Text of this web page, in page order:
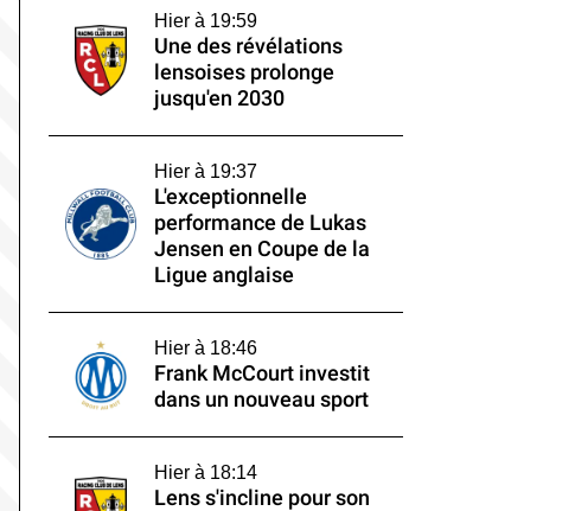
Hier à 19:59
Une des révélations
lensoises prolonge
jusqu'en 2030
Hier à 19:37
L'exceptionnelle
performance de Lukas
Jensen en Coupe de la
Ligue anglaise
Hier à 18:46
Frank McCourt investit
dans un nouveau sport
Hier à 18:14
Lens s'incline pour son